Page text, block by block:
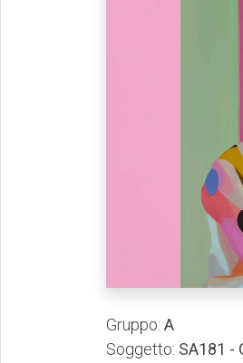
Gruppo: A
Soggetto: SA181 -